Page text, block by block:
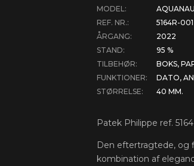
MODEL:
REF. NR.:
5164R-001
ÅRGANG:
2022
STAND:
95 %
TILBEHØR:
BOKS,
FUNKTIONER:
DATO,
STØRRELSE:
40 MM.
Patek Philippe ref.
Den eftertragtede, og
kombination af